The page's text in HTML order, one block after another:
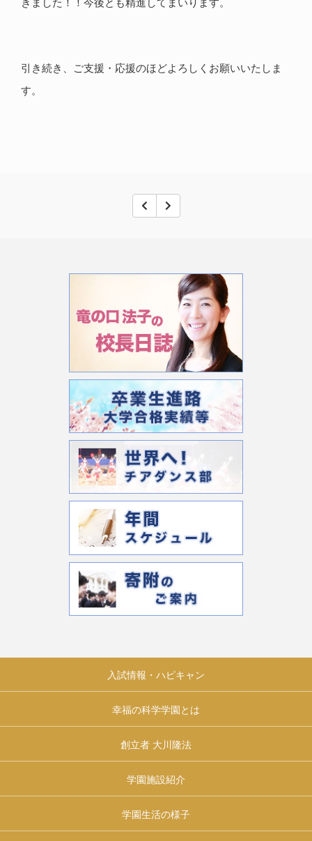
引き続き、ご支援・応援のほどよろしくお願いいたしま
す。
入試情報・ハピキャン
幸福の科学学園とは
創立者 大川隆法
学園施設紹介
学園生活の様子